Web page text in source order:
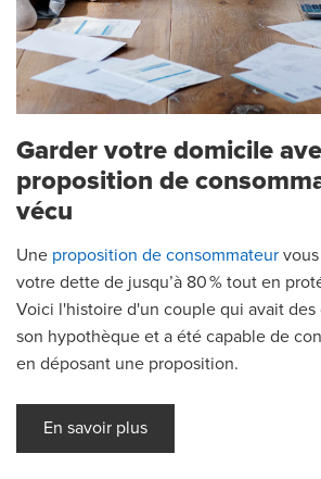
Garder votre domicile
proposition de
vécu
Une proposition de consommateur
votre dette de jusqu’à 80% tout en
Voici l'histoire d'un couple qui avait
son hypothèque et a été capable de
en déposant une proposition.
En savoir plus